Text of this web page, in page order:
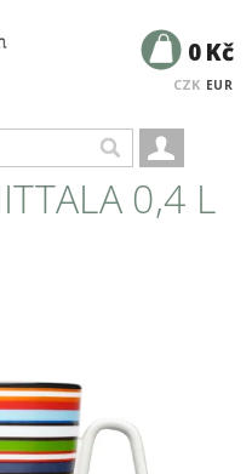
CZK EUR
0 Kč
0,4 L